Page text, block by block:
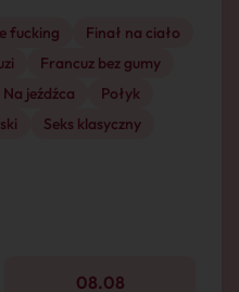
fucking
Finał na ciało
Francuz bez gumy
Na jeźdźca
Połyk
Seks klasyczny
08.08